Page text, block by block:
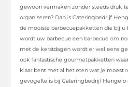
gewoon vermaken zonder steeds druk
organiseren? Dan is Cateringbedrijf
de mooiste barbecuepakketten die bij u
wordt uw barbecue een barbecue om
met de kerstdagen wordt er wel eens
ook fantastische gourmetpakketten
klaar bent met al het eten wat je moest
gevogelte is bij Cateringbedrijf Hengelo